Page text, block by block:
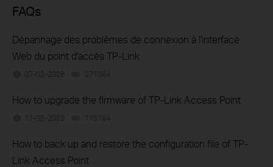
FAQs
Dépannage des problèmes de connexion à l'interface
Web du point d'accès TP-Link
07-03-2026 271084
How to upgrade the firmware of TP-Link Access Point
11-05-2025 115164
How to back up and restore the configuration file of TP-
Link Access Point